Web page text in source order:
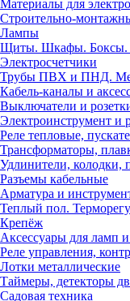
Материалы для
Строительно-
Лампы
Щиты. Шкафы. Боксы.
Электросчетчики
Трубы ПВХ и ПНД.
Кабель-каналы и
Выключатели и
Электроинструмент и
Реле тепловые,
Трансформаторы,
Удлинители, колодки,
Разъемы кабельные
Арматура и
Теплый пол.
Крепёж
Аксессуары для ламп
Реле управления,
Лотки металлические
Таймеры, детекторы
Садовая техника